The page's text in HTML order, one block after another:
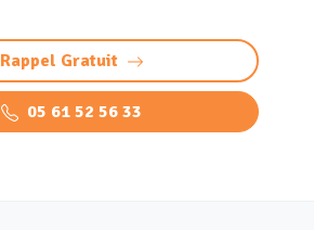
Rappel Gratuit
05 61 52 56 33